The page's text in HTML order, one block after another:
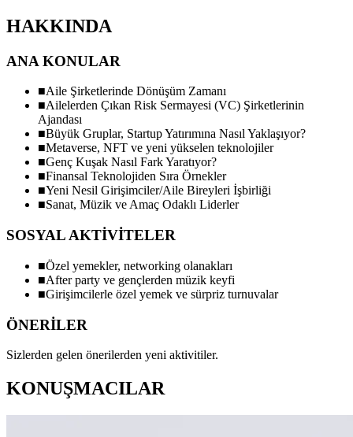
HAKKINDA
ANA KONULAR
■Aile Şirketlerinde Dönüşüm Zamanı
■Ailelerden Çıkan Risk Sermayesi (VC) Şirketlerinin
Ajandası
■Büyük Gruplar, Startup Yatırımına Nasıl Yaklaşıyor?
■Metaverse, NFT ve yeni yükselen teknolojiler
■Genç Kuşak Nasıl Fark Yaratıyor?
■Finansal Teknolojiden Sıra Örnekler
■Yeni Nesil Girişimciler/Aile Bireyleri İşbirliği
■Sanat, Müzik ve Amaç Odaklı Liderler
SOSYAL AKTİVİTELER
■Özel yemekler, networking olanakları
■After party ve gençlerden müzik keyfi
■Girişimcilerle özel yemek ve sürpriz turnuvalar
ÖNERİLER
Sizlerden gelen önerilerden yeni aktivitiler.
KONUŞMACILAR